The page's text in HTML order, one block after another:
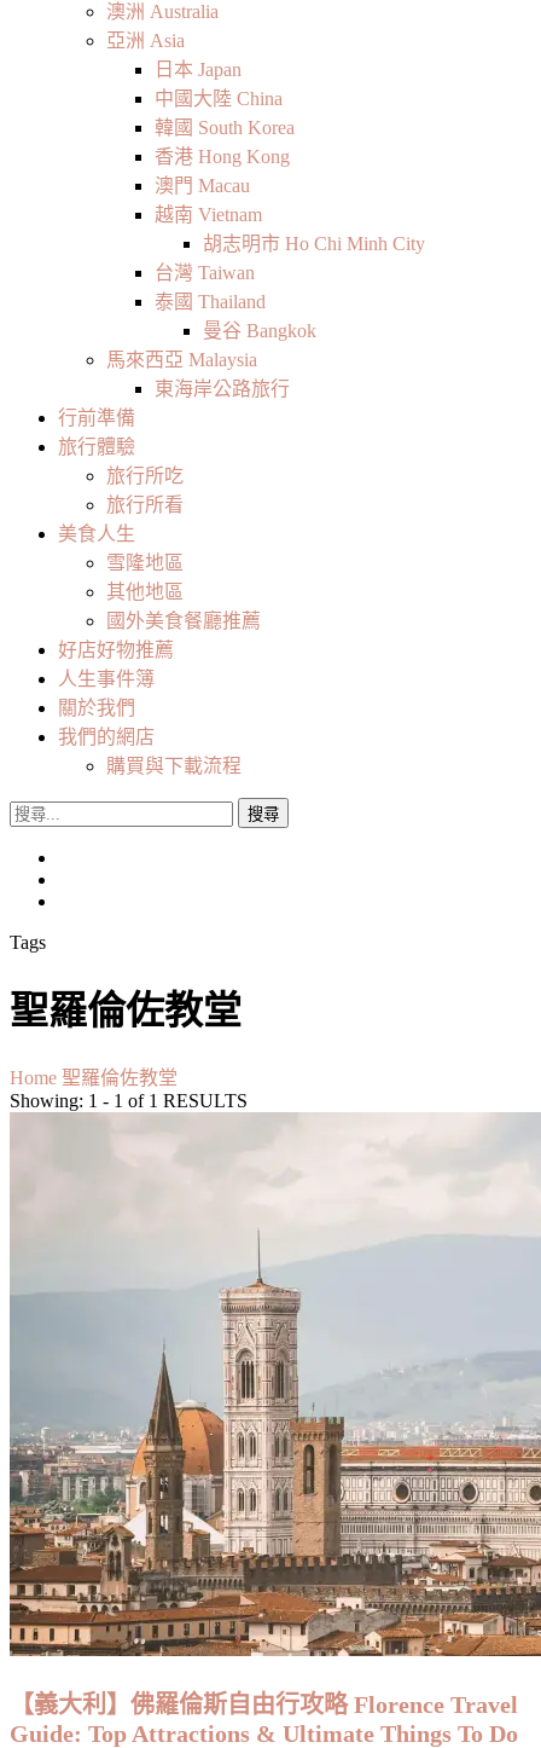
澳洲 Australia
亞洲 Asia
日本 Japan
中國大陸 China
韓國 South Korea
香港 Hong Kong
澳門 Macau
越南 Vietnam
胡志明市 Ho Chi Minh City
台灣 Taiwan
泰國 Thailand
曼谷 Bangkok
馬來西亞 Malaysia
東海岸公路旅行
行前準備
旅行體驗
旅行所吃
旅行所看
美食人生
雪隆地區
其他地區
國外美食餐廳推薦
好店好物推薦
人生事件簿
關於我們
我們的網店
購買與下載流程
搜
Tags
聖羅倫佐教堂
Home 聖羅倫佐教堂
Showing: 1 - 1 of 1 RESULTS
【義大利】佛羅倫斯自由行攻略 Florence Travel
Guide: Top Attractions & Ultimate Things To Do